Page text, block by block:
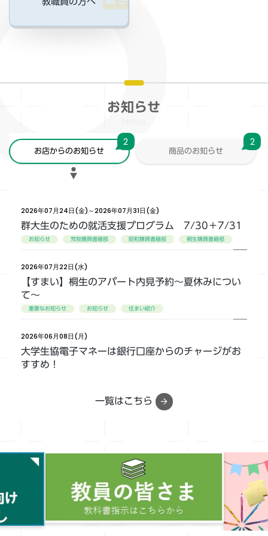
お知らせ
お店からのお知らせ
2
商品のお知らせ
2
2026年07月24日(金)～2026年07月31日(金)
群大生のための就活支援プログラム 7/30＋7/31
お知らせ 荒牧購買書籍部 昭和購買書籍部 桐生購買書籍部
2026年07月22日(水)
【すまい】桐生のアパート内見予約～夏休みについ
て～
重要なお知らせ お知らせ 住まい紹介
2026年06月08日(月)
大学生協電子マネーは銀行口座からのチャージがお
すすめ！
2026年02月02日(月)
不審メールにご注意ください。
2020年05月25日(月)
【提供】奨学金継続願（居住証明書提
一覧はこちら